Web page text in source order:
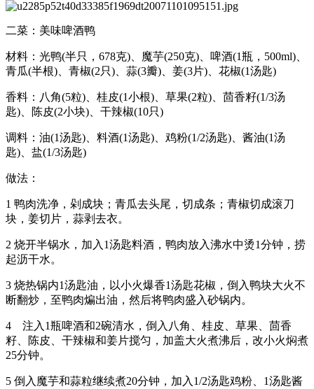
二菜：美味啤酒鸭
材料：光鸭(半只，678克)、魔芋(250克)、啤酒(1瓶，500ml)、
青瓜(半根)、青椒(2只)、蒜(3瓣)、姜(3片)、花椒(1汤匙)
香料：八角(5粒)、桂皮(1小根)、草果(2粒)、茴香籽(1/3汤
匙)、陈皮(2小块)、干辣椒(10只)
调料：油(1汤匙)、料酒(1汤匙)、鸡粉(1/2汤匙)、酱油(1汤
匙)、盐(1/3汤匙)
做法：
1 鸭肉洗净，剁成块；青瓜去头尾，切成条；青椒切成滚刀
块，姜切片，蒜剥去衣。
2 烧开半锅水，加入1汤匙料酒，鸭肉放入沸水中烫1分钟，捞
起沥干水。
3 烧热锅内1汤匙油，以小火爆香1汤匙花椒，倒入鸭块大火不
断翻炒，至鸭肉煸出油，然后将鸭肉盛入砂锅内。
4 注入1瓶啤酒和2碗清水，倒入八角、桂皮、草果、茴香
籽、陈皮、干辣椒和姜片搅匀，加盖大火煮沸后，改小火焖煮
25分钟。
5 倒入魔芋和蒜粒继续煮20分钟，加入1/2汤匙鸡粉、1汤匙酱